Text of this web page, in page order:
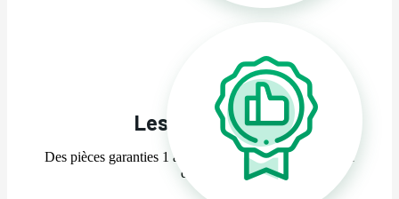
Les garanties
Des pièces garanties 1 an, contrôlées et testées sur banc
d’essai